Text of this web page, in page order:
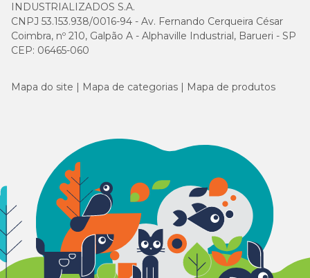
INDUSTRIALIZADOS S.A.
CNPJ 53.153.938/0016-94 - Av. Fernando Cerqueira César
Coimbra, nº 210, Galpão A - Alphaville Industrial, Barueri - SP
CEP: 06465-060
Mapa do site Mapa de categorias Mapa de produtos